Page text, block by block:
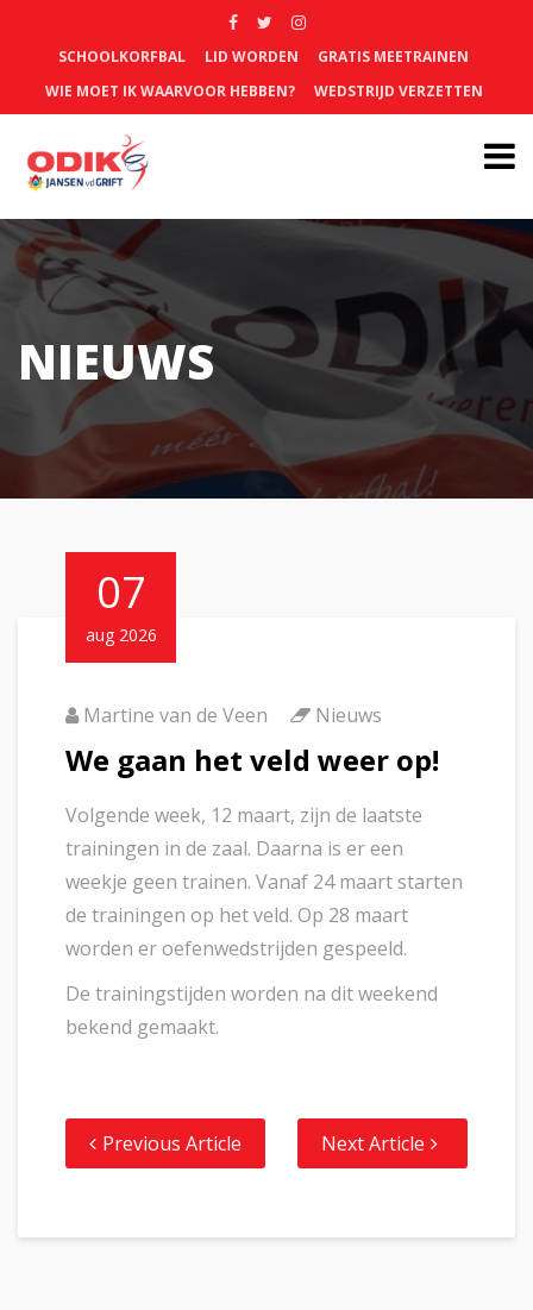
SCHOOLKORFBAL LID WORDEN
GRATIS MEETRAINEN
WIE MOET IK WAARVOOR HEBBEN?
WEDSTRIJD VERZETTEN
NIEUWS
07
aug 2026
Martine van de Veen Nieuws
We gaan het veld weer op!
Volgende week, 12 maart, zijn de laatste
trainingen in de zaal. Daarna is er een
weekje geen trainen. Vanaf 24 maart starten
de trainingen op het veld. Op 28 maart
worden er oefenwedstrijden gespeeld.
De trainingstijden worden na dit weekend
bekend gemaakt.
Previous Article Next Article